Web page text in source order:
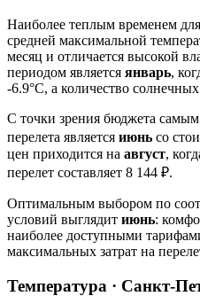
Наиболее теплым временем для
средней максимальной
месяц и отличается высокой
периодом является январь,
-6.9°C, а количество
С точки зрения бюджета
перелета является июнь со
цен приходится на август,
перелет составляет 8 144 ₽.
Оптимальным выбором по
условий выглядит июнь:
наиболее доступными
максимальных затрат на
Температура · Санкт-